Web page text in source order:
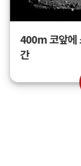
400m 코앞에
간